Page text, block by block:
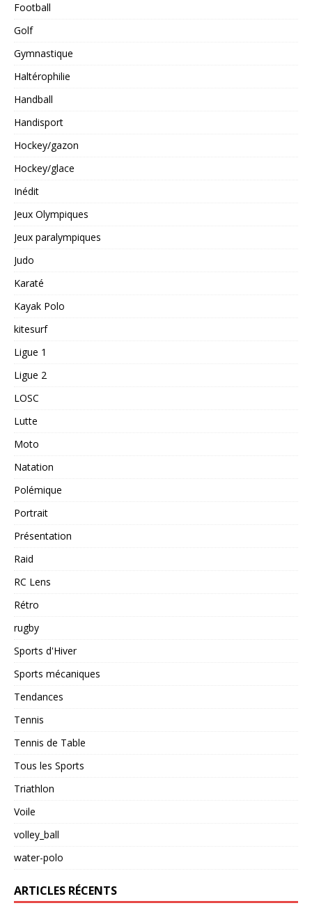
Football
Golf
Gymnastique
Haltérophilie
Handball
Handisport
Hockey/gazon
Hockey/glace
Inédit
Jeux Olympiques
Jeux paralympiques
Judo
Karaté
Kayak Polo
kitesurf
Ligue 1
Ligue 2
LOSC
Lutte
Moto
Natation
Polémique
Portrait
Présentation
Raid
RC Lens
Rétro
rugby
Sports d'Hiver
Sports mécaniques
Tendances
Tennis
Tennis de Table
Tous les Sports
Triathlon
Voile
volley_ball
water-polo
ARTICLES RÉCENTS